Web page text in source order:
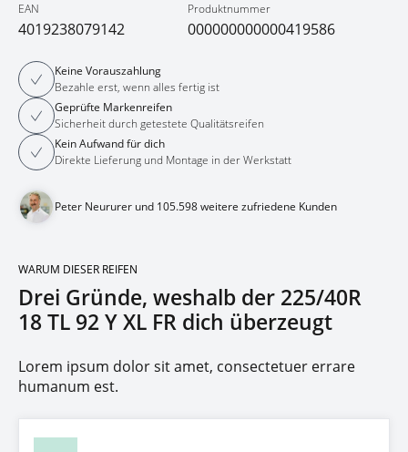
EAN
4019238079142
Produktnummer
000000000000419586
Keine Vorauszahlung
Bezahle erst, wenn alles fertig ist
Geprüfte Markenreifen
Sicherheit durch getestete Qualitätsreifen
Kein Aufwand für dich
Direkte Lieferung und Montage in der Werkstatt
Peter Neururer und 105.598 weitere zufriedene Kunden
WARUM DIESER REIFEN
Drei Gründe, weshalb der 225/40R
18 TL 92 Y XL FR dich überzeugt
Lorem ipsum dolor sit amet, consectetuer errare
humanum est.